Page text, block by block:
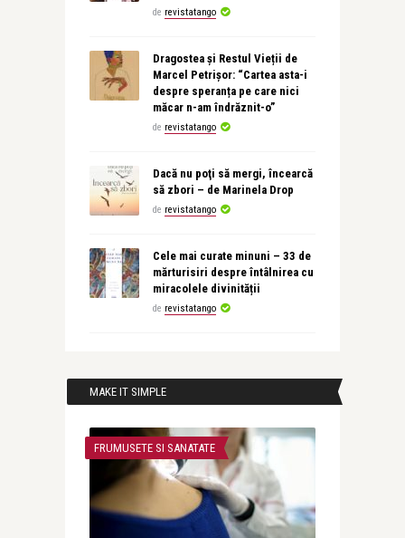
de revistatango
Dragostea și Restul Vieții de
Marcel Petrișor: “Cartea asta-i
despre speranța pe care nici
măcar n-am îndrăznit-o”
de revistatango
Dacă nu poţi să mergi, încearcă
să zbori – de Marinela Drop
de revistatango
Cele mai curate minuni – 33 de
mărturisiri despre întâlnirea cu
miracolele divinității
de revistatango
MAKE IT SIMPLE
FRUMUSETE SI SANATATE